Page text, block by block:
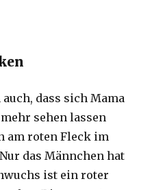
dass sich Mama
sehen lassen
am roten Fleck im
das Männchen hat
ist ein roter